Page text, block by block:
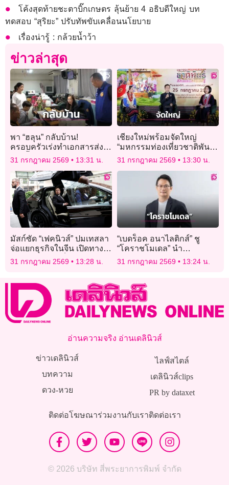
โค้งสุดท้ายชะตาบิ๊กเกษตร ลุ้นย้าย 4 อธิบดีใหญ่ บท
ทดสอบ “สุริยะ” ปรับทัพขับเคลื่อนนโยบาย
เรื่องน่ารู้ : กล้วยน้ำว้า
ข่าวล่าสุด
พา “ฮลุน” กลับบ้าน!
ครอบครัวเร่งทำเอกสารส่ง
กต. ย้ำยังไม่เปิดรับบริจาค ขอ
โฟกัสรับร่าง
31 กรกฎาคม 2569 13:31 น.
เชียงใหม่พร้อมจัดใหญ่
“มหกรรมท่องเที่ยวชาติพันธุ์
สีสันแห่งล้านนา”
31 กรกฎาคม 2569 13:30 น.
มัสก์ซัด “เฟคนิวส์” ปมเทสลา
จ่อแยกธุรกิจในจีน เปิดทาง
ควบรวมสเปซเอ็กซ์
31 กรกฎาคม 2569 13:28 น.
“เบดร็อค อนาไลติกส์” ชู
“โคราชโมเดล” นำ
แพลตฟอร์ม AI พลิกโฉม
เทศบาลนครนครราชสีมา สู่
31 กรกฎาคม 2569 13:24 น.
อ่านความจริง อ่านเดลินิวส์
ข่าวเดลินิวส์
บทความ
ดวง-หวย
ไลฟ์สไตล์
เดลินิวส์clips
PR by dataxet
ติดต่อโฆษณาร่วมงานกับเราติดต่อเรา
© 2026 บริษัท สี่พระยาการพิมพ์ จำกัด